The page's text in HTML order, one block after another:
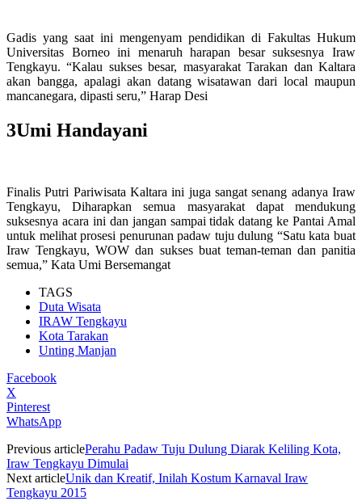
Gadis yang saat ini mengenyam pendidikan di Fakultas Hukum
Universitas Borneo ini menaruh harapan besar suksesnya Iraw
Tengkayu. “Kalau sukses besar, masyarakat Tarakan dan Kaltara
akan bangga, apalagi akan datang wisatawan dari local maupun
mancanegara, dipasti seru,” Harap Desi
3Umi Handayani
Finalis Putri Pariwisata Kaltara ini juga sangat senang adanya Iraw
Tengkayu, Diharapkan semua masyarakat dapat mendukung
suksesnya acara ini dan jangan sampai tidak datang ke Pantai Amal
untuk melihat prosesi penurunan padaw tuju dulung “Satu kata buat
Iraw Tengkayu, WOW dan sukses buat teman-teman dan panitia
semua,” Kata Umi Bersemangat
TAGS
Duta Wisata
IRAW Tengkayu
Kota Tarakan
Unting Manjan
Facebook
X
Pinterest
WhatsApp
Previous articlePerahu Padaw Tuju Dulung Diarak Keliling Kota,
Iraw Tengkayu Dimulai
Next articleUnik dan Kreatif, Inilah Kostum Karnaval Iraw
Tengkayu 2015